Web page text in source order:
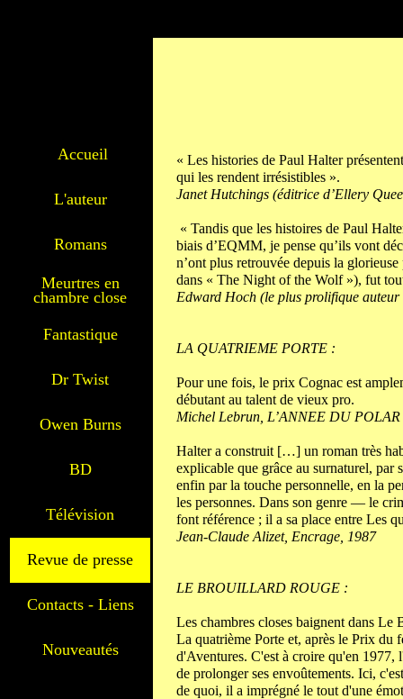
Accueil
L'auteur
Romans
Meurtres en
chambre close
Fantastique
Dr Twist
Owen Burns
BD
Télévision
Revue de presse
Contacts - Liens
Nouveautés
« Les histories de Paul Halter
qui les rendent irrésistibles ».
Janet Hutchings (éditrice d’Ellery
« Tandis que les histoires de Paul
biais d’EQMM, je pense qu’ils vont
n’ont plus retrouvée depuis la
dans « The Night of the Wolf »), fut
Edward Hoch (le plus prolifique
LA QUATRIEME PORTE :
Pour une fois, le prix Cognac est
débutant au talent de vieux pro.
Michel Lebrun, L’ANNEE DU POLAR
Halter a construit […] un roman très
explicable que grâce au surnaturel, par
enfin par la touche person­nelle, en la
les personnes. Dans son genre — le
font référence ; il a sa place entre Les
Jean-Claude Alizet, Encrage, 1987
LE BROUILLARD ROUGE :
Les chambres closes baignent dans
La quatrième Porte et, après le Prix
d'Aventures. C'est à croire qu'en 1977,
de prolonger ses envoûtements. Ici,
de quoi, il a imprégné le tout d'une